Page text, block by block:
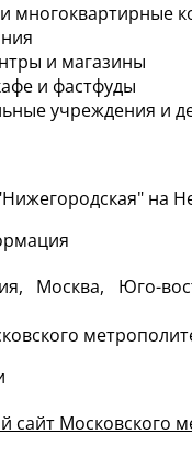
многоквартирные
и магазины
и фастфуды
учреждения и
на
Москва, Юго-
сайт Московского